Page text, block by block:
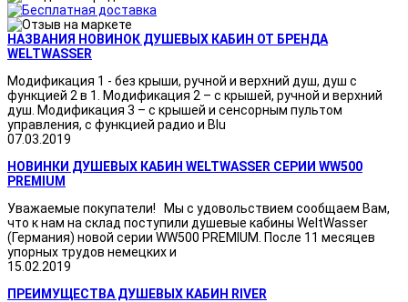
НАЗВАНИЯ НОВИНОК ДУШЕВЫХ КАБИН ОТ БРЕНДА
WELTWASSER
Модификация 1 - без крыши, ручной и верхний душ, душ с
функцией 2 в 1. Модификация 2 – с крышей, ручной и верхний
душ. Модификация 3 – с крышей и сенсорным пультом
управления, с функцией радио и Blu
07.03.2019
НОВИНКИ ДУШЕВЫХ КАБИН WELTWASSER СЕРИИ WW500
PREMIUM
Уважаемые покупатели! Мы с удовольствием сообщаем Вам,
что к нам на склад поступили душевые кабины WeltWasser
(Германия) новой серии WW500 PREMIUM. После 11 месяцев
упорных трудов немецких и
15.02.2019
ПРЕИМУЩЕСТВА ДУШЕВЫХ КАБИН RIVER